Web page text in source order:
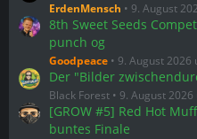
ErdenMensch 9. August
8th Sweet Seeds
punch og
Goodpeace 9. August 2026
Der "Bilder
Black Forest 9. August 2026
[GROW #5] Red Hot
buntes Finale